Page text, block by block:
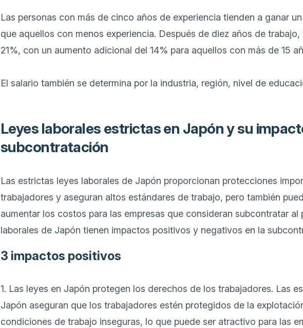
Las personas con más de cinco años de experiencia tienden a ganar
que aquellos con menos experiencia. Después de diez años de
21%, con un aumento adicional del 14% para aquellos con más de 15
Leyes laborales estrictas en Japón y su
subcontratación
Las estrictas leyes laborales de Japón proporcionan protecciones
trabajadores y aseguran altos estándares de trabajo, pero también
aumentar los costos para las empresas que consideran subcontratar al
3 impactos positivos
1. Las leyes en Japón protegen los derechos de los trabajadores. Las
Japón aseguran que los trabajadores estén protegidos de la
condiciones de trabajo inseguras, lo que puede ser atractivo para las